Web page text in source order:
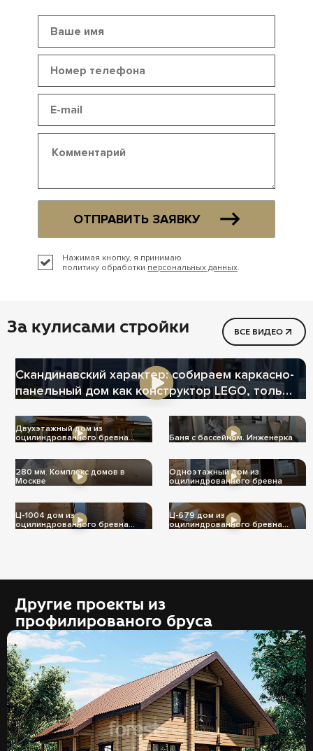
ОТПРАВИТЬ ЗАЯВКУ
Нажимая кнопку, я принимаю
политику обработки персональных данных.
За кулисами стройки ВСЕ ВИДЕО
Скандинавский характер: собираем каркасно-
панельный дом как конструктор LEGO, только
Двухэтажный дом из
оцилиндрованного бревна
Баня с бассейном. Инженерка
280 мм. Комплекс домов в
Москве
Одноэтажный дом из
оцилиндрованного бревна
Ц-1004 дом из
оцилиндрованного бревна
Ц-679 дом из
оцилиндрованного бревна
Другие проекты из
профилированого бруса